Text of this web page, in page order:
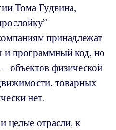
Тома Гудвина,
принадлежат
программный код, но
объектов физической
товарных
нет.
целые отрасли, к